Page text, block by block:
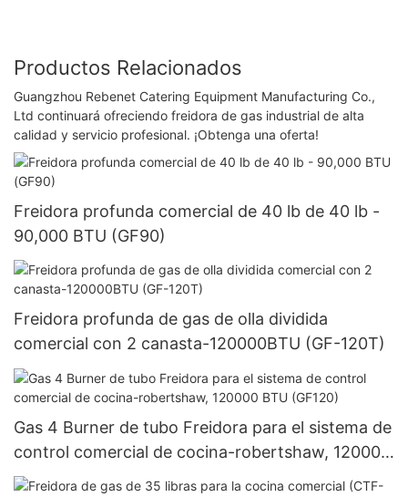
Productos Relacionados
Guangzhou Rebenet Catering Equipment Manufacturing Co.,
Ltd continuará ofreciendo freidora de gas industrial de alta
calidad y servicio profesional. ¡Obtenga una oferta!
Freidora profunda comercial de 40 lb de 40 lb -
90,000 BTU (GF90)
Freidora profunda de gas de olla dividida
comercial con 2 canasta-120000BTU (GF-120T)
Gas 4 Burner de tubo Freidora para el sistema de
control comercial de cocina-robertshaw, 120000
BTU (GF120)